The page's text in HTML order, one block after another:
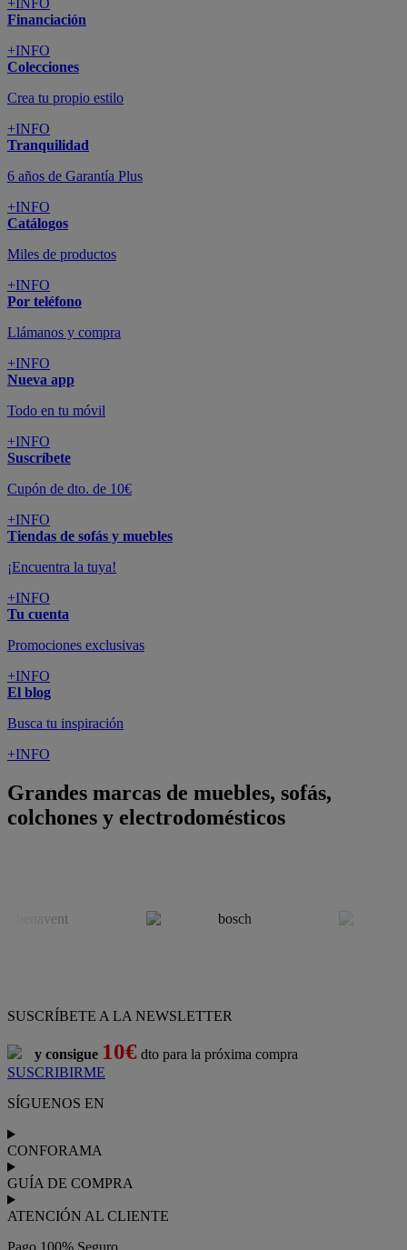
+INFO
Financiación
+INFO
Colecciones
Crea tu propio estilo
+INFO
Tranquilidad
6 años de Garantía Plus
+INFO
Catálogos
Miles de productos
+INFO
Por teléfono
Llámanos y compra
+INFO
Nueva app
Todo en tu móvil
+INFO
Suscríbete
Cupón de dto. de 10€
+INFO
Tiendas de sofás y muebles
¡Encuentra la tuya!
+INFO
Tu cuenta
Promociones exclusivas
+INFO
El blog
Busca tu inspiración
+INFO
Grandes marcas de muebles, sofás,
colchones y electrodomésticos
SUSCRÍBETE A LA NEWSLETTER
y consigue 10€ dto para la próxima compra
SUSCRIBIRME
SÍGUENOS EN
CONFORAMA
GUÍA DE COMPRA
ATENCIÓN AL CLIENTE
Pago 100% Seguro